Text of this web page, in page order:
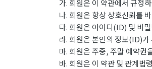
가. 회원은 이 약관에서 규정
나. 회원은 항상 상호신뢰를
다. 회원은 아이디(ID) 및 비
라. 회원은 본인의 정보(ID)가
마. 회원은 주중, 주말 예약권
바. 회원은 이 약관 및 관계법